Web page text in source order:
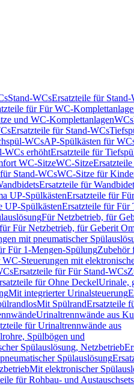
Stand-WCsErsatzteile für Stand-
für Für WC-
und WC-KomplettanlagenWCs
Ersatzteile für Stand-WCs
WCsAP-Spülkästen für
WCs erhöhtErsatzteile für
WC-SitzeWC-Sitze
Stand-WCsWC-Sitze für
Ersatzteile für
UP-SpülkästenErsatzteile für
UP-SpülkästenErsatzteile für
Für Netzbetrieb, für
Für Netzbetrieb, für Geberit
mit pneumatischer
Für 1-Mengen-SpülungZubehör
Steuerungen mit
Ersatzteile für Für Stand-WCs
für Ohne DeckelUrinale,
Mit integrierter Urinalsteuerung
Mit SpülrandErsatzteile
Urinaltrennwände aus
für Urinaltrennwände aus
Spülbögen und
Spülauslösung, Netzbetrieb
Spülauslösung
Mit elektronischer
für Rohbau- und Austauschsets